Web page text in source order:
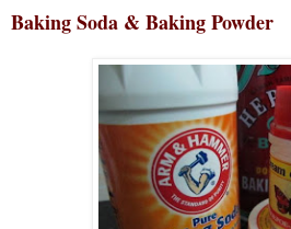
Baking Soda & Baking Powder